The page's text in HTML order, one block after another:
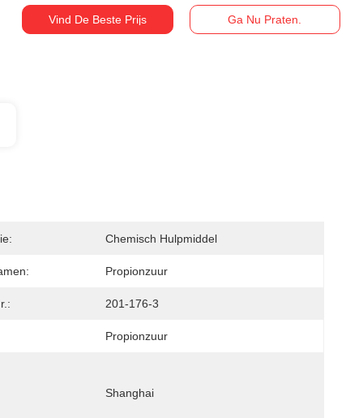
Vind De Beste Prijs Ga Nu Praten.
Chemisch Hulpmiddel
Propionzuur
201-176-3
Propionzuur
Shanghai